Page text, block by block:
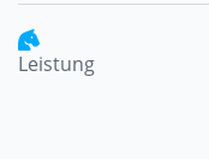
Leistung